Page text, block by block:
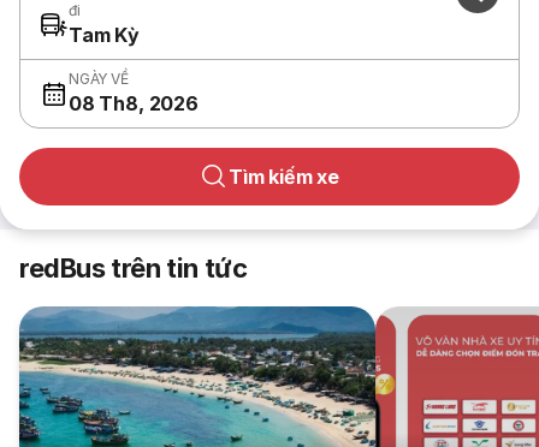
đi
Tam Kỳ
NGÀY VỀ
08 Th8, 2026
Tìm kiếm xe
redBus trên tin tức